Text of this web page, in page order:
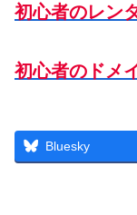
初心者のレン
初心者のドメ
Bluesky